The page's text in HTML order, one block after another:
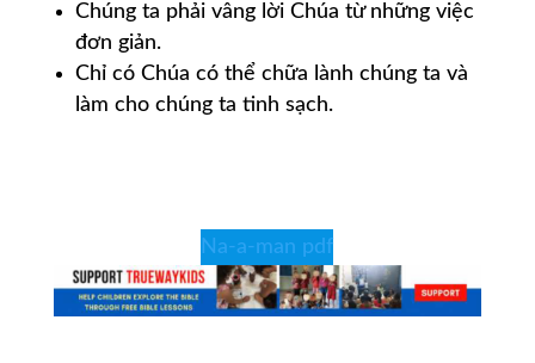
Chúng ta phải vâng lời Chúa từ những việc
đơn giản.
Chỉ có Chúa có thể chữa lành chúng ta và
làm cho chúng ta tinh sạch.
Na-a-man pdf